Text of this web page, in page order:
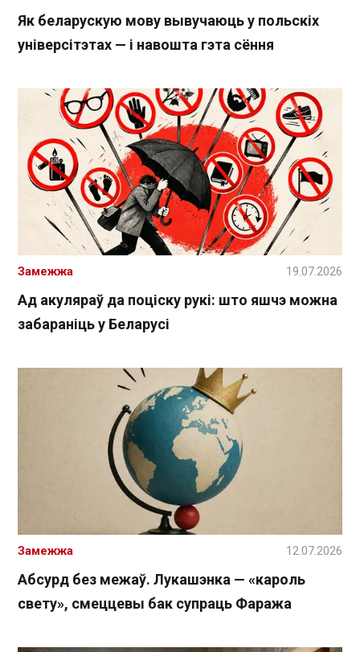
Як беларускую мову вывучаюць у польскіх
універсітэтах — і навошта гэта сёння
Ад акуляраў да поціску рукі: што яшчэ можна
забараніць у Беларусі
Замежжа 19.07.2026
Абсурд без межаў. Лукашэнка — «кароль
свету», смеццевы бак супраць Фаража
Замежжа 12.07.2026